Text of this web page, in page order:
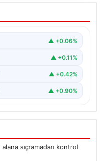
Konut
kendi
▲ +0.06%
▲ +0.11%
▲ +0.42%
▲ +0.90%
alana sıçramadan kontrol